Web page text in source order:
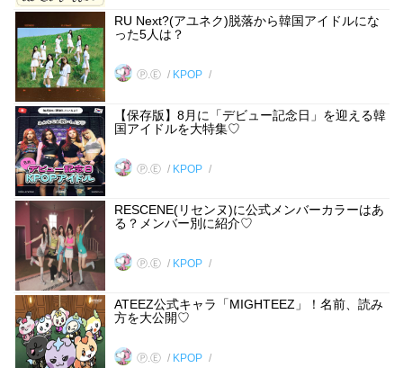
RU Next?(アユネク)脱落から韓国アイドルにな
った5人は？
Ⓟ.Ⓔ KPOP
【保存版】8月に「デビュー記念日」を迎える韓
国アイドルを大特集♡
Ⓟ.Ⓔ KPOP
RESCENE(リセンヌ)に公式メンバーカラーはあ
る？メンバー別に紹介♡
Ⓟ.Ⓔ KPOP
ATEEZ公式キャラ「MIGHTEEZ」！名前、読み
方を大公開♡
Ⓟ.Ⓔ KPOP